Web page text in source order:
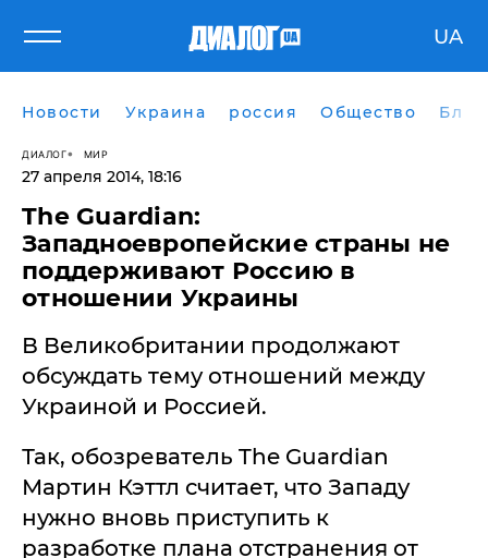
UA
Новости Украина россия Общество
ДИАЛОГ МИР
27 апреля 2014, 18:16
The Guardian:
Западноевропейские страны не
поддерживают Россию в
отношении Украины
В Великобритании продолжают
обсуждать тему отношений между
Украиной и Россией.
Так, обозреватель The Guardian
Мартин Кэттл считает, что Западу
нужно вновь приступить к
разработке плана отстранения от